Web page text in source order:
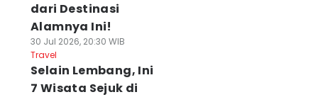
dari Destinasi
Alamnya Ini!
30 Jul 2026, 20:30 WIB
Travel
Selain Lembang, Ini
7 Wisata Sejuk di